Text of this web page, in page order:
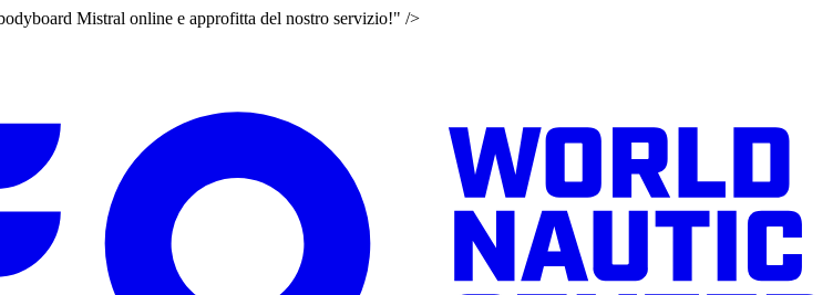
Mistral online e approfitta del nostro servizio!" />